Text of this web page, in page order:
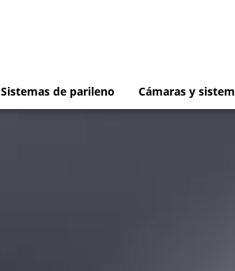
Sistemas de parileno Cámaras y